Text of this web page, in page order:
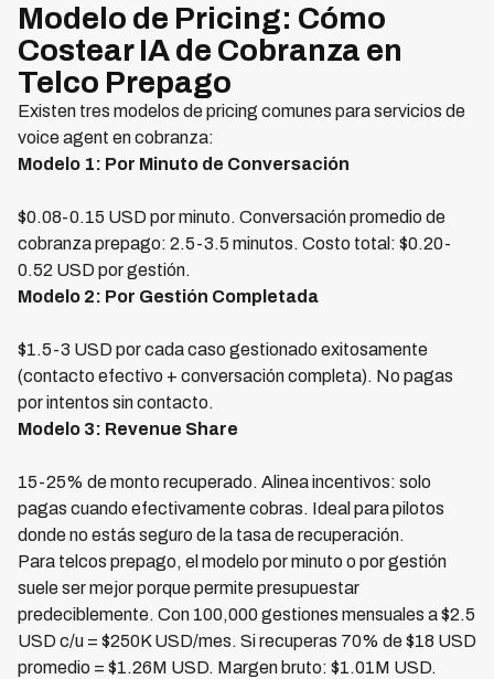
Modelo de Pricing: Cómo
Costear IA de Cobranza en
Telco Prepago
Existen tres modelos de pricing comunes para servicios de
voice agent en cobranza:
Modelo 1: Por Minuto de Conversación
$0.08-0.15 USD por minuto. Conversación promedio de
cobranza prepago: 2.5-3.5 minutos. Costo total: $0.20-
0.52 USD por gestión.
Modelo 2: Por Gestión Completada
$1.5-3 USD por cada caso gestionado exitosamente
(contacto efectivo + conversación completa). No pagas
por intentos sin contacto.
Modelo 3: Revenue Share
15-25% de monto recuperado. Alinea incentivos: solo
pagas cuando efectivamente cobras. Ideal para pilotos
donde no estás seguro de la tasa de recuperación.
Para telcos prepago, el modelo por minuto o por gestión
suele ser mejor porque permite presupuestar
predeciblemente. Con 100,000 gestiones mensuales a $2.5
USD c/u = $250K USD/mes. Si recuperas 70% de $18 USD
promedio = $1.26M USD. Margen bruto: $1.01M USD.